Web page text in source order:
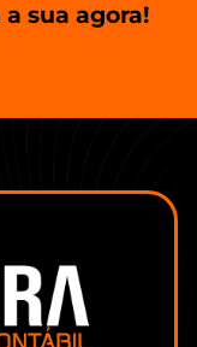
sua agora!